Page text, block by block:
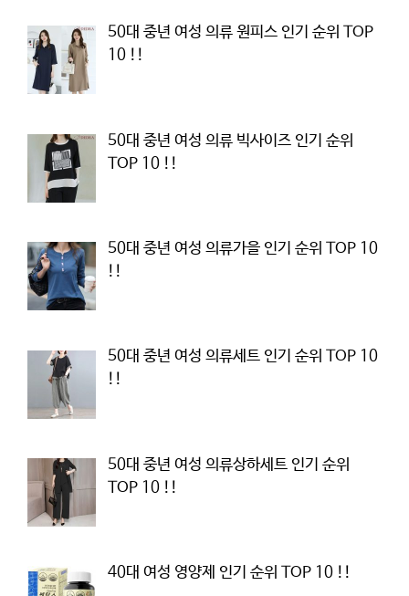
50대 중년 여성 의류 원피스 인기 순위 TOP
10 !!
50대 중년 여성 의류 빅사이즈 인기 순위
TOP 10 !!
50대 중년 여성 의류가을 인기 순위 TOP 10
!!
50대 중년 여성 의류세트 인기 순위 TOP 10
!!
50대 중년 여성 의류상하세트 인기 순위
TOP 10 !!
40대 여성 영양제 인기 순위 TOP 10 !!